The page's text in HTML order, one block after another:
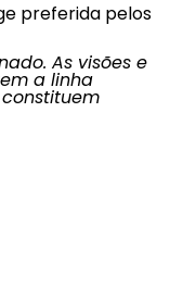
preferida pelos
As visões e
a linha